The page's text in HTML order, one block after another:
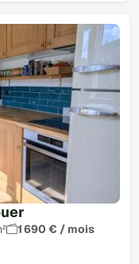
1 690 € / mois